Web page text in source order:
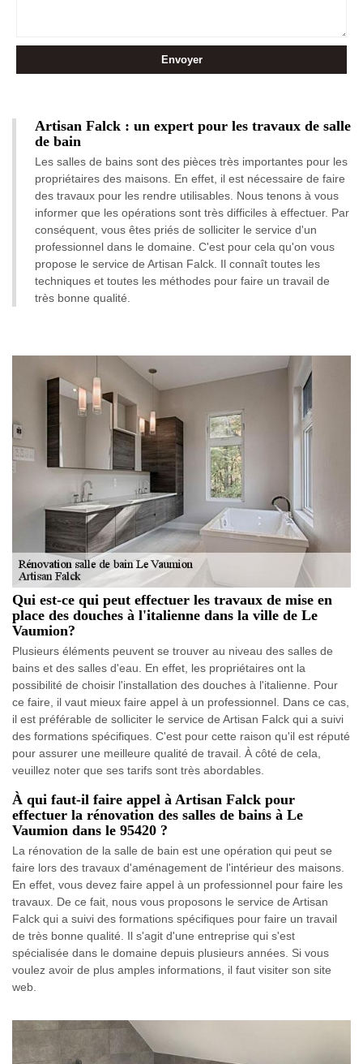
Artisan Falck : un expert pour les travaux de salle
de bain
Les salles de bains sont des pièces très importantes pour les
propriétaires des maisons. En effet, il est nécessaire de faire
des travaux pour les rendre utilisables. Nous tenons à vous
informer que les opérations sont très difficiles à effectuer. Par
conséquent, vous êtes priés de solliciter le service d'un
professionnel dans le domaine. C'est pour cela qu'on vous
propose le service de Artisan Falck. Il connaît toutes les
techniques et toutes les méthodes pour faire un travail de
très bonne qualité.
Qui est-ce qui peut effectuer les travaux de mise en
place des douches à l'italienne dans la ville de Le
Vaumion?
Plusieurs éléments peuvent se trouver au niveau des salles de
bains et des salles d'eau. En effet, les propriétaires ont la
possibilité de choisir l'installation des douches à l'italienne. Pour
ce faire, il vaut mieux faire appel à un professionnel. Dans ce cas,
il est préférable de solliciter le service de Artisan Falck qui a suivi
des formations spécifiques. C'est pour cette raison qu'il est réputé
pour assurer une meilleure qualité de travail. À côté de cela,
veuillez noter que ses tarifs sont très abordables.
À qui faut-il faire appel à Artisan Falck pour
effectuer la rénovation des salles de bains à Le
Vaumion dans le 95420 ?
La rénovation de la salle de bain est une opération qui peut se
faire lors des travaux d'aménagement de l'intérieur des maisons.
En effet, vous devez faire appel à un professionnel pour faire les
travaux. De ce fait, nous vous proposons le service de Artisan
Falck qui a suivi des formations spécifiques pour faire un travail
de très bonne qualité. Il s'agit d'une entreprise qui s'est
spécialisée dans le domaine depuis plusieurs années. Si vous
voulez avoir de plus amples informations, il faut visiter son site
web.